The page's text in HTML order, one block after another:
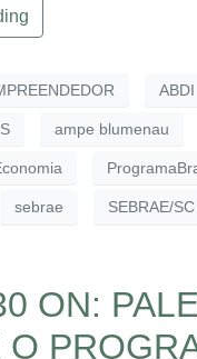
ABDI
ampe blumenau
sebrae SEBRAE/SC
ON:
O